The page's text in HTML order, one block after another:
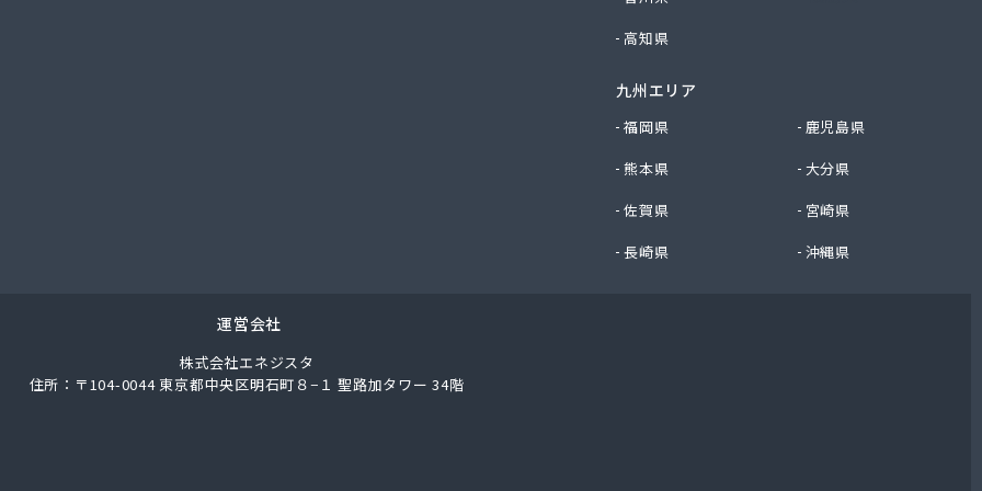
事株式会社 石油部・SS部
事株式会社 中央市場前SS
事株式会社 京都工場
高知県
九州エリア
福岡県
鹿児島県
熊本県
大分県
佐賀県
宮崎県
長崎県
沖縄県
運営会社
株式会社エネジスタ
住所：〒104-0044 東京都中央区明石町８−１ 聖路加タワー 34階